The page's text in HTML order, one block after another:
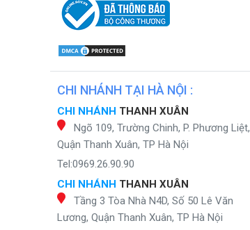
CHI NHÁNH TẠI HÀ NỘI :
CHI NHÁNH THANH XUÂN
Ngõ 109, Trường Chinh, P. Phương Liệt,
Quận Thanh Xuân, TP Hà Nội
Tel:0969.26.90.90
CHI NHÁNH THANH XUÂN
Tầng 3 Tòa Nhà N4D, Số 50 Lê Văn
Lương, Quận Thanh Xuân, TP Hà Nội